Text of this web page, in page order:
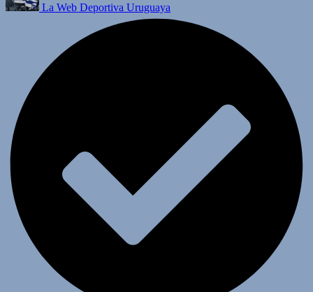
La Web Deportiva Uruguaya